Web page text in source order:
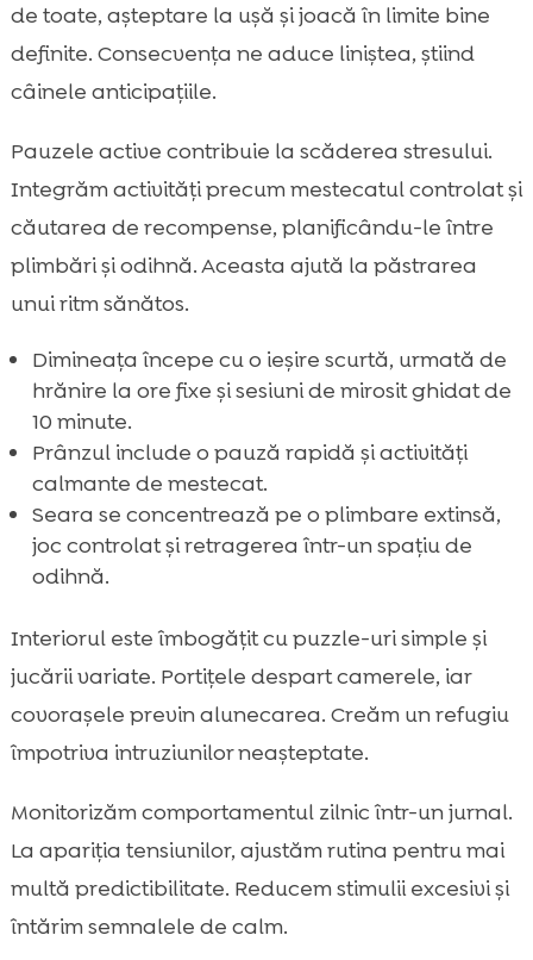
de toate, așteptare la ușă și joacă în limite bine
definite. Consecvența ne aduce liniștea, știind
câinele anticipațiile.
Pauzele active contribuie la scăderea stresului.
Integrăm activități precum mestecatul controlat și
căutarea de recompense, planificându-le între
plimbări și odihnă. Aceasta ajută la păstrarea
unui ritm sănătos.
Dimineața începe cu o ieșire scurtă, urmată de
hrănire la ore fixe și sesiuni de mirosit ghidat de
10 minute.
Prânzul include o pauză rapidă și activități
calmante de mestecat.
Seara se concentrează pe o plimbare extinsă,
joc controlat și retragerea într-un spațiu de
odihnă.
Interiorul este îmbogățit cu puzzle-uri simple și
jucării variate. Portițele despart camerele, iar
covorașele previn alunecarea. Creăm un refugiu
împotriva intruziunilor neașteptate.
Monitorizăm comportamentul zilnic într-un jurnal.
La apariția tensiunilor, ajustăm rutina pentru mai
multă predictibilitate. Reducem stimulii excesivi și
întărim semnalele de calm.